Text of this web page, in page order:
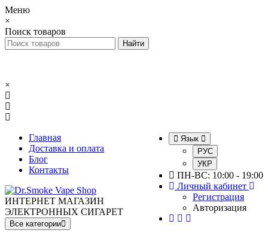
Меню
×
Поиск товаров
×
Главная
Доставка и оплата
Блог
Контакты
Язык
РУС
УКР
ПН-ВС: 10:00 - 19:00
Личный кабинет
Регистрация
Авторизация
ИНТЕРНЕТ МАГАЗИН
ЭЛЕКТРОННЫХ СИГАРЕТ
Все категории